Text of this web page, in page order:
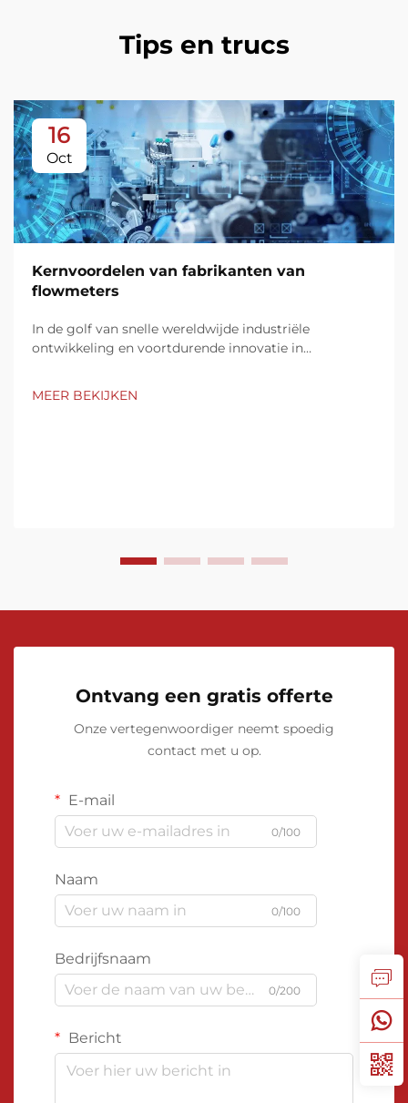
Tips en trucs
16
Oct
Kernvoordelen van fabrikanten van
flowmeters
In de golf van snelle wereldwijde industriële
ontwikkeling en voortdurende innovatie in
modernisering geleidelijk aan markten binnen en
MEER BEKIJKEN
Ontvang een gratis offerte
Onze vertegenwoordiger neemt spoedig
contact met u op.
E-mail
0/100
Naam
0/100
Bedrijfsnaam
0/200
Bericht